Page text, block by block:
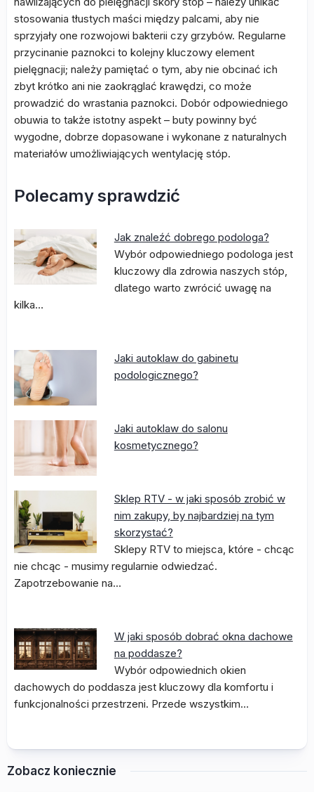
stosowania tłustych maści między palcami, aby nie
sprzyjały one rozwojowi bakterii czy grzybów. Regularne
przycinanie paznokci to kolejny kluczowy element
pielęgnacji; należy pamiętać o tym, aby nie obcinać ich
zbyt krótko ani nie zaokrąglać krawędzi, co może
prowadzić do wrastania paznokci. Dobór odpowiedniego
obuwia to także istotny aspekt – buty powinny być
wygodne, dobrze dopasowane i wykonane z naturalnych
materiałów umożliwiających wentylację stóp.
Polecamy sprawdzić
Jak znaleźć dobrego podologa?
Wybór odpowiedniego podologa jest
kluczowy dla zdrowia naszych stóp,
dlatego warto zwrócić uwagę na
kilka…
Jaki autoklaw do gabinetu
podologicznego?
Jaki autoklaw do salonu
kosmetycznego?
Sklep RTV - w jaki sposób zrobić w
nim zakupy, by najbardziej na tym
skorzystać?
Sklepy RTV to miejsca, które - chcąc
nie chcąc - musimy regularnie odwiedzać.
Zapotrzebowanie na…
W jaki sposób dobrać okna dachowe
na poddasze?
Wybór odpowiednich okien
dachowych do poddasza jest kluczowy dla komfortu i
funkcjonalności przestrzeni. Przede wszystkim…
Zobacz koniecznie